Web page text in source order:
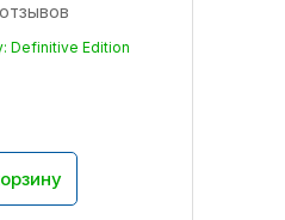
Definitive Edition